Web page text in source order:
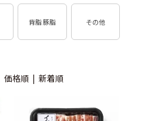
背脂 豚脂 その他
価格順| 新着順